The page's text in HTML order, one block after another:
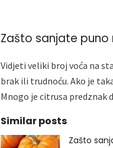
Zašto sanjate puno
Vidjeti veliki broj voća na
brak ili trudnoću. Ako je
Mnogo je citrusa predznak
Similar posts
Zašto